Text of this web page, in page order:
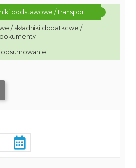
podstawowe / transport
/ składniki dodatkowe /
dokumenty